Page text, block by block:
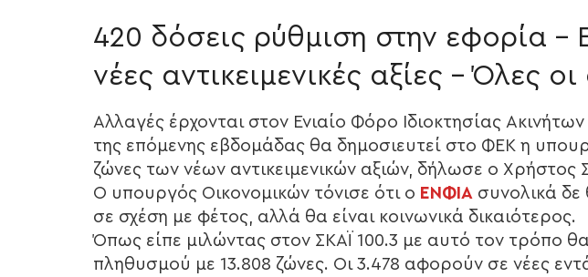
420 δόσεις ρύθμιση στην εφορία –
νέες αντικειμενικές αξίες – Όλες
Αλλαγές έρχονται στον Ενιαίο Φόρο Ιδιοκτησίας Ακινήτων
της επόμενης εβδομάδας θα δημοσιευτεί στο ΦΕΚ η
ζώνες των νέων αντικειμενικών αξιών, δήλωσε ο Χρήστος
Ο υπουργός Οικονομικών τόνισε ότι ο ΕΝΦΙΑ συνολικά δε
σε σχέση με φέτος, αλλά θα είναι κοινωνικά δικαιότερος.
Όπως είπε μιλώντας στον ΣΚΑΪ 100.3 με αυτό τον τρόπο
πληθυσμού με 13.808 ζώνες. Οι 3.478 αφορούν σε νέες